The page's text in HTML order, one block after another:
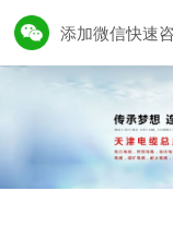
添加微信快速